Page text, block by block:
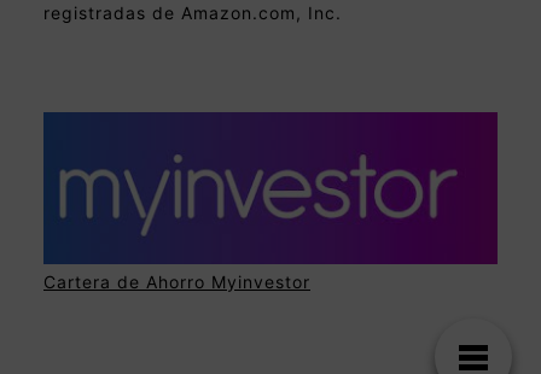
registradas de Amazon.com, Inc.
Cartera de Ahorro Myinvestor